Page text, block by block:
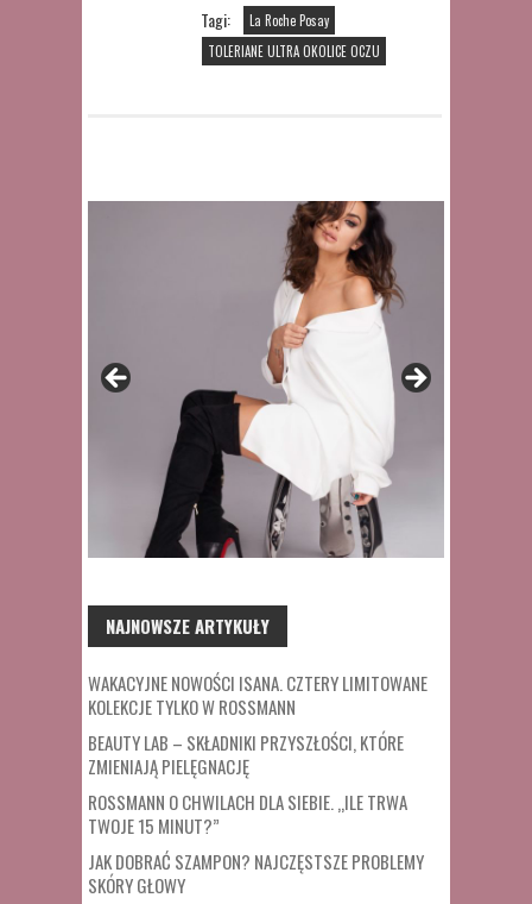
Tagi:
La Roche Posay
TOLERIANE ULTRA OKOLICE OCZU
NAJNOWSZE ARTYKUŁY
WAKACYJNE NOWOŚCI ISANA. CZTERY LIMITOWANE
KOLEKCJE TYLKO W ROSSMANN
BEAUTY LAB – SKŁADNIKI PRZYSZŁOŚCI, KTÓRE
ZMIENIAJĄ PIELĘGNACJĘ
ROSSMANN O CHWILACH DLA SIEBIE. „ILE TRWA
TWOJE 15 MINUT?”
JAK DOBRAĆ SZAMPON? NAJCZĘSTSZE PROBLEMY
SKÓRY GŁOWY